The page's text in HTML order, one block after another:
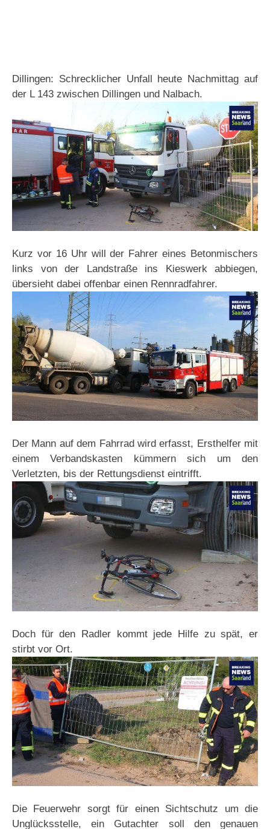
Dillingen: Schrecklicher Unfall heute Nachmittag auf
der L 143 zwischen Dillingen und Nalbach.
Kurz vor 16 Uhr will der Fahrer eines Betonmischers
links von der Landstraße ins Kieswerk abbiegen,
übersieht dabei offenbar einen Rennradfahrer.
Der Mann auf dem Fahrrad wird erfasst, Ersthelfer mit
einem Verbandskasten kümmern sich um den
Verletzten, bis der Rettungsdienst eintrifft.
Doch für den Radler kommt jede Hilfe zu spät, er
stirbt vor Ort.
Die Feuerwehr sorgt für einen Sichtschutz um die
Unglücksstelle, ein Gutachter soll den genauen